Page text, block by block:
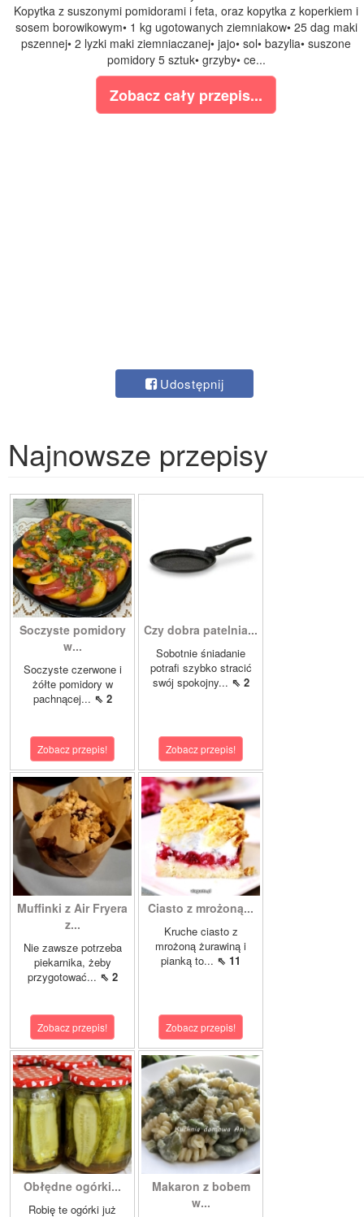
Kopytka z suszonymi pomidorami i feta, oraz kopytka z koperkiem i
sosem borowikowym• 1 kg ugotowanych ziemniakow• 25 dag maki
pszennej• 2 lyzki maki ziemniaczanej• jajo• sol• bazylia• suszone
pomidory 5 sztuk• grzyby• ce...
Zobacz cały przepis...
Udostępnij
Najnowsze przepisy
Soczyste pomidory
w...
Soczyste czerwone i
żółte pomidory w
pachnącej... ⇖ 2
Zobacz przepis!
Czy dobra patelnia...
Sobotnie śniadanie
potrafi szybko stracić
swój spokojny... ⇖ 2
Zobacz przepis!
Muffinki z Air Fryera
z...
Nie zawsze potrzeba
piekarnika, żeby
przygotować... ⇖ 2
Zobacz przepis!
Ciasto z mrożoną...
Kruche ciasto z
mrożoną żurawiną i
pianką to... ⇖ 11
Zobacz przepis!
Obłędne ogórki...
Robię te ogórki już
Makaron z bobem
w...